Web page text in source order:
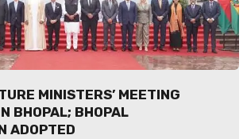
MINISTERS’ MEETING
BHOPAL; BHOPAL
ADOPTED